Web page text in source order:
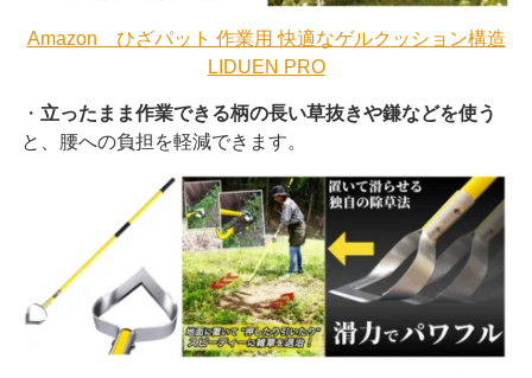
Amazon ひざパット 作業用 快適なゲルクッション構造
LIDUEN PRO
・ 立ったまま作業できる柄の長い草抜きや鎌などを使う
と、腰への負担を軽減できます。